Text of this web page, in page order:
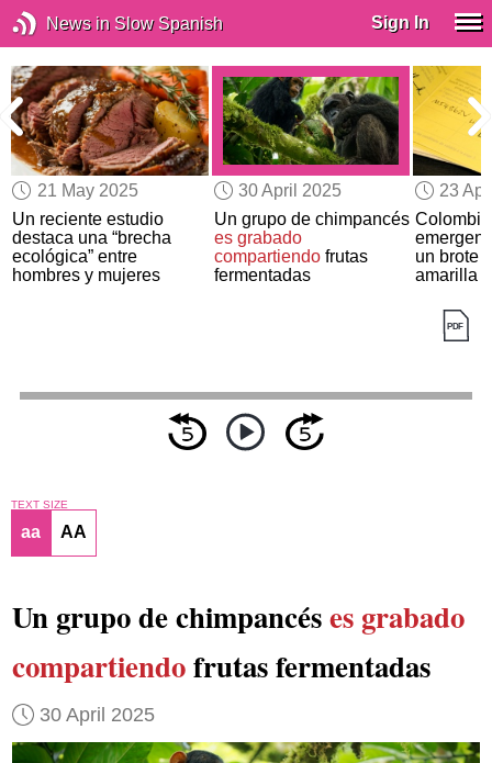
News in Slow Spanish Sign In
21 May 2025
Un reciente estudio
destaca una “brecha
ecológica” entre
hombres y mujeres
30 April 2025
Un grupo de chimpancés
es grabado
compartiendofrutas
fermentadas
23
un brote
amarilla
TEXT SIZE
aa AA
Un grupo de chimpancéses grabado
compartiendofrutas fermentadas
30 April 2025